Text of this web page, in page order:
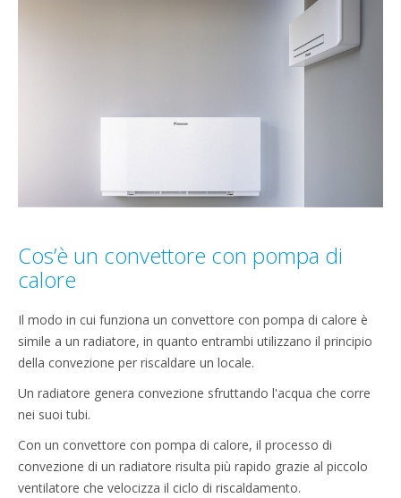
Cos’è un convettore con pompa di
calore
Il modo in cui funziona un convettore con pompa di calore è
simile a un radiatore, in quanto entrambi utilizzano il principio
della convezione per riscaldare un locale.
Un radiatore genera convezione sfruttando l'acqua che corre
nei suoi tubi.
Con un convettore con pompa di calore, il processo di
convezione di un radiatore risulta più rapido grazie al piccolo
ventilatore che velocizza il ciclo di riscaldamento.